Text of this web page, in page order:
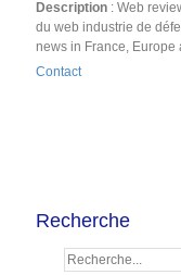
Description : Web
du web industrie de
news in France, Europe
Contact
Recherche